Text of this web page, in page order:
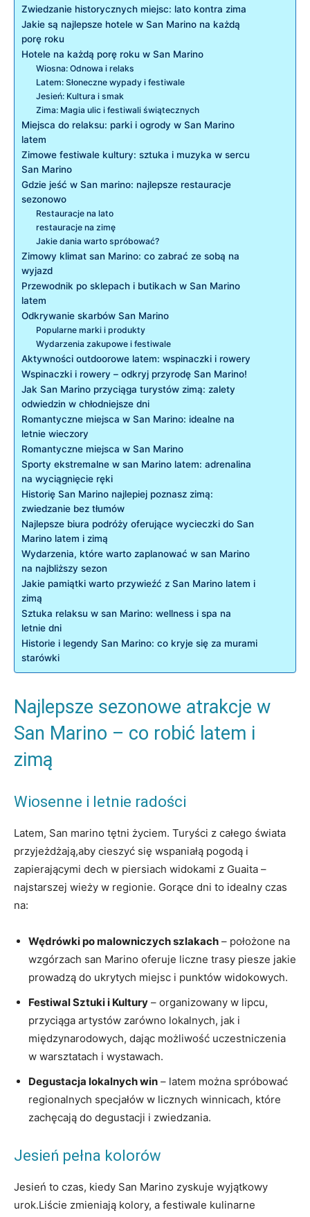
Zwiedzanie ⁣historycznych miejsc: lato ⁣kontra zima
Jakie są najlepsze hotele w San ⁢Marino na każdą
porę roku
Hotele na każdą porę roku w San Marino
Wiosna: Odnowa i ⁤relaks
Latem: Słoneczne wypady i festiwale
Jesień: Kultura i smak
Zima: ⁤Magia ulic ​i‍ festiwali⁣ świątecznych
Miejsca⁤ do‍ relaksu: parki i ogrody⁢ w ​San Marino
latem
Zimowe festiwale ‍kultury: sztuka ⁤i ⁤muzyka ‍w sercu
San Marino
Gdzie ‍jeść⁣ w San marino: ‍najlepsze restauracje⁢
sezonowo
Restauracje na lato
restauracje na zimę
Jakie dania warto spróbować?
Zimowy ‌klimat ‍san Marino: co⁤ zabrać ze sobą ​na
wyjazd
Przewodnik po sklepach i⁣ butikach w San ⁣Marino
latem
Odkrywanie skarbów San Marino
Popularne marki i⁤ produkty
Wydarzenia zakupowe‍ i ⁣festiwale
Aktywności outdoorowe⁢ latem: wspinaczki i⁣ rowery
Wspinaczki i rowery – odkryj przyrodę San⁢ Marino!
Jak San ⁣Marino przyciąga turystów⁤ zimą: zalety
odwiedzin​ w chłodniejsze ⁣dni
Romantyczne miejsca w‌ San Marino: idealne na⁢
letnie wieczory
Romantyczne miejsca⁤ w San Marino
Sporty ekstremalne w san Marino latem: ⁤adrenalina
na wyciągnięcie ręki
Historię San Marino najlepiej‌ poznasz ⁢zimą:
zwiedzanie ⁤bez tłumów
Najlepsze biura podróży‍ oferujące⁢ wycieczki do San
Marino ⁤latem⁣ i zimą
Wydarzenia, które warto zaplanować w san Marino
na najbliższy⁤ sezon
Jakie pamiątki ​warto przywieźć z San Marino latem i
zimą
Sztuka relaksu w san Marino: ⁢wellness i spa⁤ na
letnie dni
Historie i legendy⁢ San Marino: co kryje się za murami
starówki
Najlepsze⁢ sezonowe atrakcje w
San Marino​ – ‌co robić latem i⁢
zimą
Wiosenne i letnie radości
Latem, San‍ marino tętni życiem. Turyści ⁤z ⁣całego świata
przyjeżdżają,aby cieszyć ​się wspaniałą pogodą i
zapierającymi dech w piersiach widokami‍ z ​Guaita –
⁢najstarszej⁢ wieży w ⁢regionie. Gorące dni ​to idealny czas⁣
na:
Wędrówki po malowniczych szlakach – położone na
wzgórzach san Marino oferuje‍ liczne ⁢trasy piesze ⁢jakie
⁣prowadzą⁢ do ukrytych miejsc i punktów widokowych.
Festiwal Sztuki i Kultury – organizowany w lipcu,​
przyciąga artystów zarówno lokalnych, ⁣jak⁣ i
⁣międzynarodowych, dając możliwość uczestniczenia
w warsztatach i wystawach.
Degustacja lokalnych win – latem można⁤ spróbować
regionalnych specjałów w licznych winnicach, ⁣które⁢
zachęcają do ⁢degustacji ​i zwiedzania.
Jesień pełna kolorów
Jesień to czas, kiedy San​ Marino zyskuje wyjątkowy
urok.Liście zmieniają kolory, a festiwale ⁣kulinarne‍